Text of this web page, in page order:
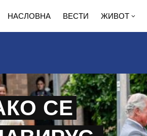
НАСЛОВНА ВЕСТИ ЖИВОТ
СЕ